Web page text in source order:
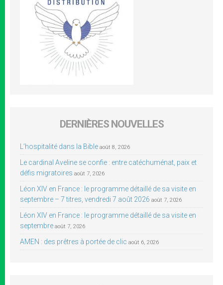
DERNIÈRES NOUVELLES
L’hospitalité dans la Bible août 8, 2026
Le cardinal Aveline se confie : entre catéchuménat, paix et
défis migratoires août 7, 2026
Léon XIV en France : le programme détaillé de sa visite en
septembre – 7 titres, vendredi 7 août 2026 août 7, 2026
Léon XIV en France : le programme détaillé de sa visite en
septembre août 7, 2026
AMEN : des prêtres à portée de clic août 6, 2026